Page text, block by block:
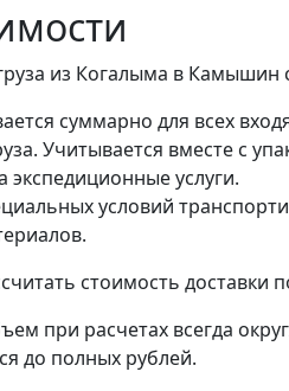
из Когалыма в
суммарно для всех
Учитывается вместе с
услуги.
условий
стоимость
при расчетах всегда
до полных рублей.